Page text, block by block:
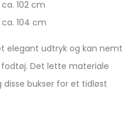
102 cm
104 cm
elegant udtryk og kan nemt
Det lette materiale
bukser for et tidløst